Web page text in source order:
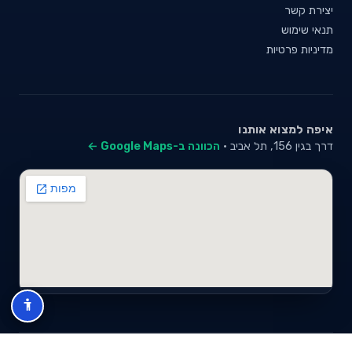
יצירת קשר
תנאי שימוש
מדיניות פרטיות
איפה למצוא אותנו
דרך בגין 156, תל אביב · הכוונה ב-Google Maps ←